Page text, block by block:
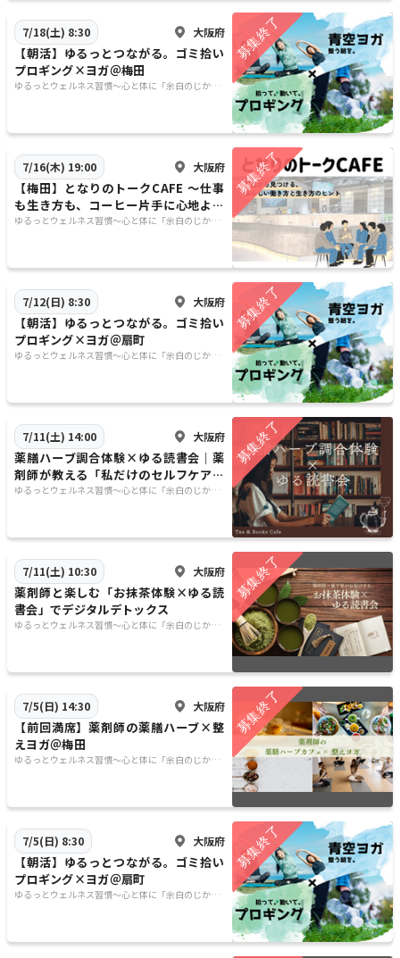
7/18(土) 8:30 大阪府
【朝活】ゆるっとつながる。ゴミ拾い
プロギング×ヨガ＠梅田
ゆるっとウェルネス習慣〜心と体に「余白のじか
7/16(木) 19:00 大阪府
【梅田】となりのトークCAFE 〜仕事
も生き方も、コーヒー片手に心地よく
語る夜〜
ゆるっとウェルネス習慣〜心と体に「余白のじか
7/12(日) 8:30 大阪府
【朝活】ゆるっとつながる。ゴミ拾い
プロギング×ヨガ＠扇町
ゆるっとウェルネス習慣〜心と体に「余白のじか
7/11(土) 14:00 大阪府
薬膳ハーブ調合体験×ゆる読書会｜薬
剤師が教える「私だけのセルフケア処
方箋」
ゆるっとウェルネス習慣〜心と体に「余白のじか
7/11(土) 10:30 大阪府
薬剤師と楽しむ「お抹茶体験×ゆる読
書会」でデジタルデトックス
ゆるっとウェルネス習慣〜心と体に「余白のじか
7/5(日) 14:30 大阪府
【前回満席】薬剤師の薬膳ハーブ×整
えヨガ＠梅田
ゆるっとウェルネス習慣〜心と体に「余白のじか
7/5(日) 8:30 大阪府
【朝活】ゆるっとつながる。ゴミ拾い
プロギング×ヨガ＠扇町
ゆるっとウェルネス習慣〜心と体に「余白のじか